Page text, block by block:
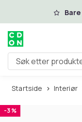
Hopp til
Søk etter produkter
Startside Interiør
-3 %